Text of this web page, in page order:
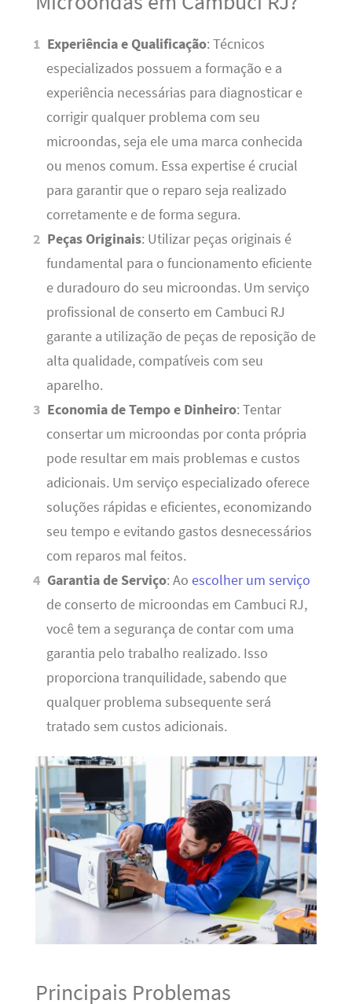
Experiência e Qualificação: Técnicos
especializados possuem a formação e a
experiência necessárias para diagnosticar e
corrigir qualquer problema com seu
microondas, seja ele uma marca conhecida
ou menos comum. Essa expertise é crucial
para garantir que o reparo seja realizado
corretamente e de forma segura.
Peças Originais: Utilizar peças originais é
fundamental para o funcionamento eficiente
e duradouro do seu microondas. Um serviço
profissional de conserto em Cambuci RJ
garante a utilização de peças de reposição de
alta qualidade, compatíveis com seu
aparelho.
Economia de Tempo e Dinheiro: Tentar
consertar um microondas por conta própria
pode resultar em mais problemas e custos
adicionais. Um serviço especializado oferece
soluções rápidas e eficientes, economizando
seu tempo e evitando gastos desnecessários
com reparos mal feitos.
Garantia de Serviço: Aoescolher um serviço
de conserto de microondas em Cambuci RJ,
você tem a segurança de contar com uma
garantia pelo trabalho realizado. Isso
proporciona tranquilidade, sabendo que
qualquer problema subsequente será
tratado sem custos adicionais.
Principais Problemas